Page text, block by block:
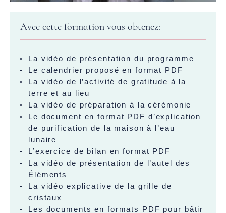
Avec cette formation vous obtenez:
La vidéo de présentation du programme
Le calendrier proposé en format PDF
La vidéo de l’activité de gratitude à la
terre et au lieu
La vidéo de préparation à la cérémonie
Le document en format PDF d’explication
de purification de la maison à l’eau
lunaire
L’exercice de bilan en format PDF
La vidéo de présentation de l’autel des
Éléments
La vidéo explicative de la grille de
cristaux
Les documents en formats PDF pour bâtir